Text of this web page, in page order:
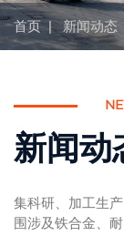
首页 | 新闻动态
新闻动
集科研、加工生
围涉及铁合金、